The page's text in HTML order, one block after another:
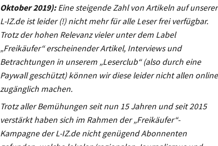
Oktober 2019): Eine steigende Zahl von Artikeln auf unserer
L-IZ.de ist leider (!) nicht mehr für alle Leser frei verfügbar.
Trotz der hohen Relevanz vieler unter dem Label
„Freikäufer“ erscheinender Artikel, Interviews und
Betrachtungen in unserem „Leserclub“ (also durch eine
Paywall geschützt) können wir diese leider nicht allen online
zugänglich machen.
Trotz aller Bemühungen seit nun 15 Jahren und seit 2015
verstärkt haben sich im Rahmen der „Freikäufer“-
Kampagne der L-IZ.de nicht genügend Abonnenten